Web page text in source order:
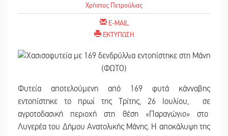
Χρήστος Πετρούλιας
E-MAIL
ΕΚΤΥΠΩΣΗ
Φυτεία αποτελούμενη από 169 φυτά κάνναβης
εντοπίστηκε το πρωί της Τρίτης, 26 Ιουλίου, σε
αγροτοδασική περιοχή στη θέση «Παραγώγιο» στo
Λυγερέα του Δήμου Ανατολικής Μάνης. Η αποκάλυψη της